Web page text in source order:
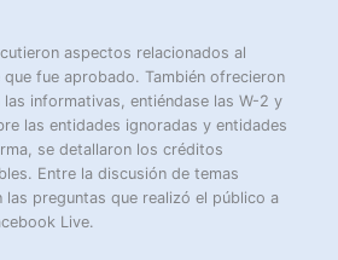
aspectos relacionados al
fue aprobado. También ofrecieron
informativas, entiéndase las W-2 y
las entidades ignoradas y entidades
se detallaron los créditos
Entre la discusión de temas
las preguntas que realizó el público a
Live.